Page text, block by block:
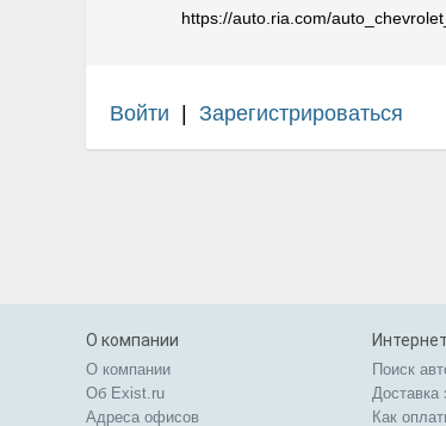
https://auto.ria.com/
Войти Зарегистрироваться
О компании
О компании
Об Exist.ru
Адреса офисов
Поиск
Доставка
Как